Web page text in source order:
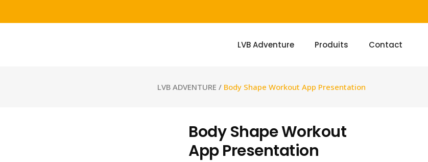
LVB Adventure Produits Contact
LVB ADVENTURE / Body Shape Workout App Presentation
Body Shape Workout
App Presentation